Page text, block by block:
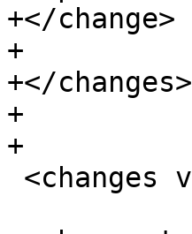
+</change>
+
+</changes>
+
+